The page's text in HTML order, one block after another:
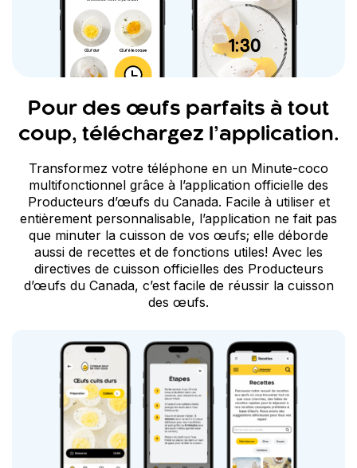
Pour des œufs parfaits à tout
coup, téléchargez l’application.
Transformez votre téléphone en un Minute-coco
multifonctionnel grâce à l’application officielle des
Producteurs d’œufs du Canada. Facile à utiliser et
entièrement personnalisable, l’application ne fait pas
que minuter la cuisson de vos œufs; elle déborde
aussi de recettes et de fonctions utiles! Avec les
directives de cuisson officielles des Producteurs
d’œufs du Canada, c’est facile de réussir la cuisson
des œufs.